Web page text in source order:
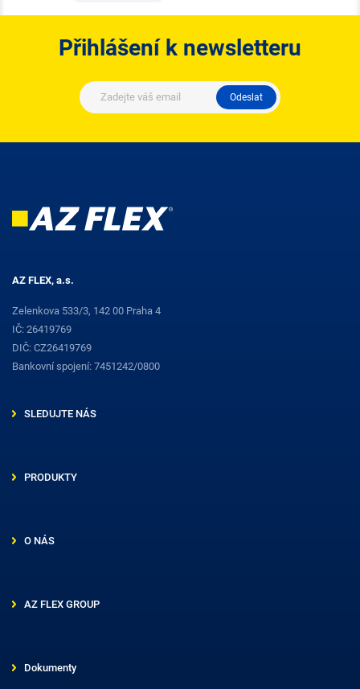
Přihlášení k newsletteru
Odeslat
AZ FLEX, a.s.
Zelenkova 533/3, 142 00 Praha 4
IČ: 26419769
DIČ: CZ26419769
Bankovní spojení: 7451242/0800
SLEDUJTE NÁS
PRODUKTY
O NÁS
AZ FLEX GROUP
Dokumenty